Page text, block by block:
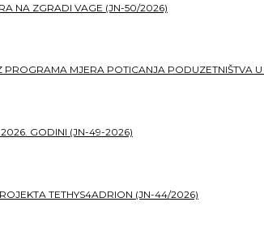
NA ZGRADI VAGE (JN-50/2026)
MJERA POTICANJA PODUZETNIŠTVA
GODINI (JN-49-2026)
TETHYS4ADRION (JN-44/2026)